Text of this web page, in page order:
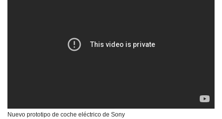
Nuevo prototipo de coche eléctrico de Sony